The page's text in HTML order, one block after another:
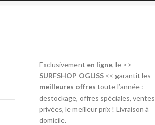
Exclusivement en ligne, le >>
SURFSHOP OGLISS<< garantit les
meilleures offres toute l’année :
destockage, offres spéciales, ventes
privées, le meilleur prix ! Livraison à
domicile.